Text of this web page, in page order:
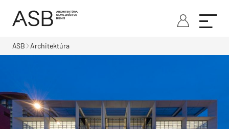
ASB Architektúra